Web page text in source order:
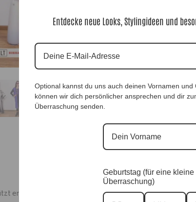
erstellt
Material:✨
Cape Weste Liloletta |Gr. UNI
€
Sofort für dich verfügbar ✨
Entdecke neue Looks, Stylingideen und
Optional kannst du uns auch deinen Vornamen
können wir dich persönlicher ansprechen und dir
Überraschung senden.
Geburtstag (für eine kleine
Überraschung)